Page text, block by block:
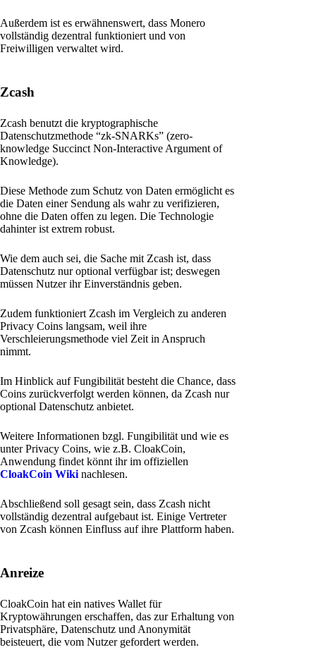
Außerdem ist es erwähnenswert, dass Monero
vollständig dezentral funktioniert und von
Freiwilligen verwaltet wird.
Zcash
Zcash benutzt die kryptographische
Datenschutzmethode “zk-SNARKs” (zero-
knowledge Succinct Non-Interactive Argument of
Knowledge).
Diese Methode zum Schutz von Daten ermöglicht es
die Daten einer Sendung als wahr zu verifizieren,
ohne die Daten offen zu legen. Die Technologie
dahinter ist extrem robust.
Wie dem auch sei, die Sache mit Zcash ist, dass
Datenschutz nur optional verfügbar ist; deswegen
müssen Nutzer ihr Einverständnis geben.
Zudem funktioniert Zcash im Vergleich zu anderen
Privacy Coins langsam, weil ihre
Verschleierungsmethode viel Zeit in Anspruch
nimmt.
Im Hinblick auf Fungibilität besteht die Chance, dass
Coins zurückverfolgt werden können, da Zcash nur
optional Datenschutz anbietet.
Weitere Informationen bzgl. Fungibilität und wie es
unter Privacy Coins, wie z.B. CloakCoin,
Anwendung findet könnt ihr im offiziellen
CloakCoin Wiki nachlesen.
Abschließend soll gesagt sein, dass Zcash nicht
vollständig dezentral aufgebaut ist. Einige Vertreter
von Zcash können Einfluss auf ihre Plattform haben.
Anreize
CloakCoin hat ein natives Wallet für
Kryptowährungen erschaffen, das zur Erhaltung von
Privatsphäre, Datenschutz und Anonymität
beisteuert, die vom Nutzer gefordert werden.